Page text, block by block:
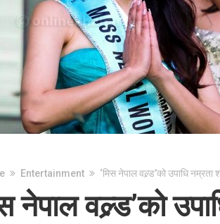
Entertainment ‘मिस नेपाल वल्र्ड’को उपाधि नम्रता
नेपाल वल्र्ड’को